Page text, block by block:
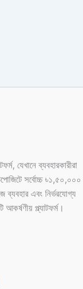
যেখানে ব্যবহারকারীরা
সর্বোচ্চ ৳১,৫০,০০০
এবং নির্ভরযোগ্য
প্ল্যাটফর্ম।